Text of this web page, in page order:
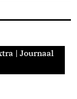
| Journaal